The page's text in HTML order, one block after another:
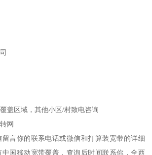
盖区域，其他小区/村致电咨询
网
言你的联系电话或微信和打算装宽带的详细
国移动宽带覆盖，查询后时间联系你，全西